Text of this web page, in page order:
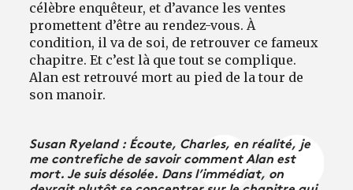
célèbre enquêteur, et d’avance les ventes
promettent d’être au rendez-vous. À
condition, il va de soi, de retrouver ce fameux
chapitre. Et c’est là que tout se complique.
Alan est retrouvé mort au pied de la tour de
son manoir.
Susan Ryeland : Écoute, Charles, en réalité, je
me contrefiche de savoir comment Alan est
mort. Je suis désolée. Dans l’immédiat, on